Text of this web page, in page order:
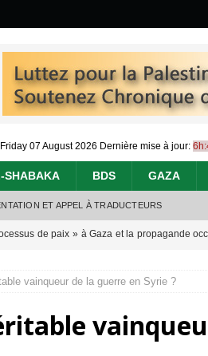
Friday 07 August 2026 Dernière mise à jour:
SHABAKA BDS GAZA
ET APPEL À TRADUCTEURS
de paix » à Gaza et la propagande
de Gaza au-delà des chiffres[ 5 août 2026 ]
du génocide à Gaza [ 4 août 2026 ]
« accord de paix » à Gaza, les Israéliens
vainqueur de la guerre en Syrie ?